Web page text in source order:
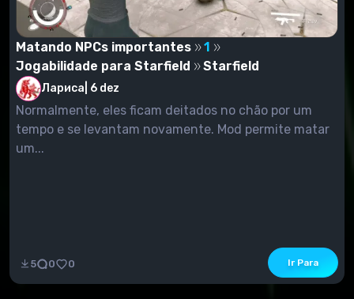
Matando NPCs importantes
1
Jogabilidade para Starfield
Starfield
Лариса 6 dez
Normalmente, eles ficam deitados no chão por um
tempo e se levantam novamente. Mod permite matar
um...
5 0 0 Ir Para